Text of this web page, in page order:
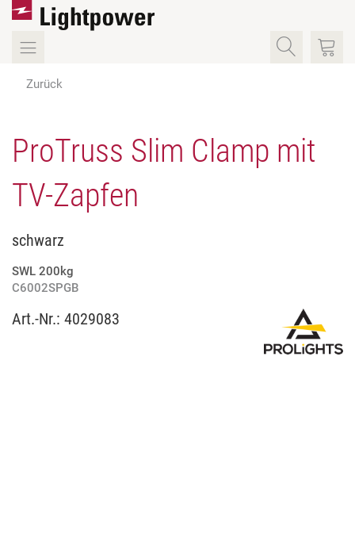
Zurück
ProTruss Slim Clamp mit
TV-Zapfen
schwarz
SWL 200kg
C6002SPGB
Art.-Nr.: 4029083